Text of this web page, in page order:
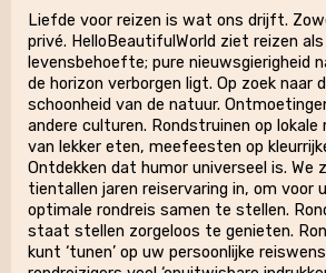
Liefde voor reizen is wat ons drijft.
privé. HelloBeautifulWorld ziet reizen
levensbehoefte; pure nieuwsgierigheid
de horizon verborgen ligt. Op zoek naar
schoonheid van de natuur.
andere culturen. Rondstruinen op
van lekker eten, meefeesten op
Ontdekken dat humor universeel is. We
tientallen jaren reiservaring in, om voor
optimale rondreis samen te stellen.
staat stellen zorgeloos te genieten.
kunt ‘tunen’ op uw persoonlijke